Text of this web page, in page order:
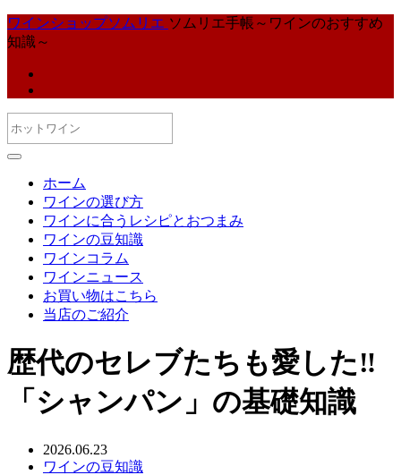
ワインショップソムリエ ソムリエ手帳～ワインのおすすめ
知識～
ホーム
ワインの選び方
ワインに合うレシピとおつまみ
ワインの豆知識
ワインコラム
ワインニュース
お買い物はこちら
当店のご紹介
歴代のセレブたちも愛した‼
「シャンパン」の基礎知識
2026.06.23
ワインの豆知識